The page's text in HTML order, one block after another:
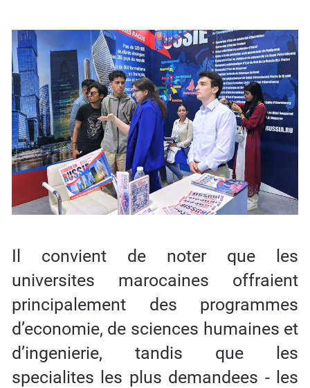
Il convient de noter que les
universites marocaines offraient
principalement des programmes
d’economie, de sciences humaines et
d’ingenierie, tandis que les
specialites les plus demandees - les